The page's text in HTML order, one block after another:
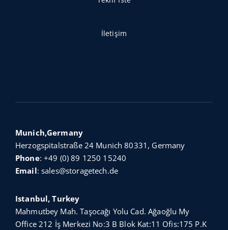
İletişim
Munich,Germany
Herzogspitalstraße 24 Munich 80331, Germany
Phone:+49 (0) 89 1250 15240
Email:sales@storagetech.de
Istanbul, Turkey
Mahmutbey Mah. Taşocağı Yolu Cad. Ağaoğlu My
Office 212 İş Merkezi No:3 B Blok Kat:11 Ofis:175 P.K